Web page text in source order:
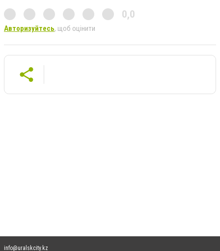
0,0
Авторизуйтесь, щоб оцінити
info@uralskcity.kz